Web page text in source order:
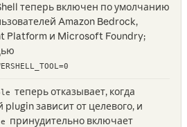
теперь включен по умолчанию
Amazon Bedrock,
Platform и Microsoft Foundry;
теперь отказывает, когда
зависит от целевого, и
принудительно включает